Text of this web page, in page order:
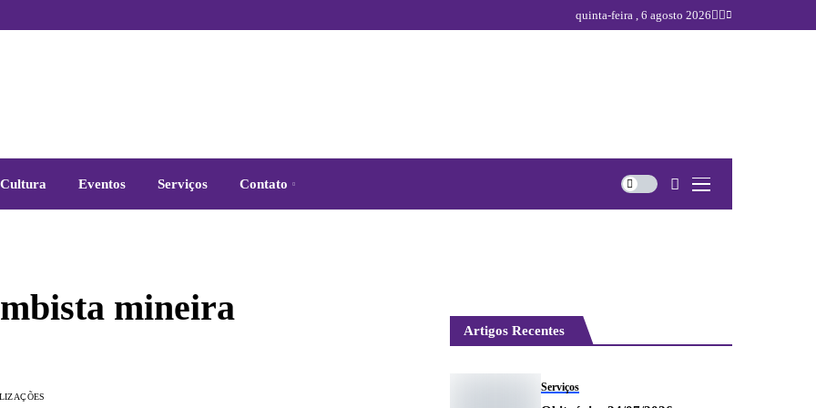
quinta-feira , 6 agosto 2026
Cultura Eventos Serviços Contato
mineira
Artigos Recentes
Serviços